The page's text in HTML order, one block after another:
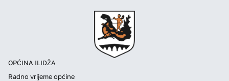
OPĆINA ILIDŽA
Radno vrijeme općine